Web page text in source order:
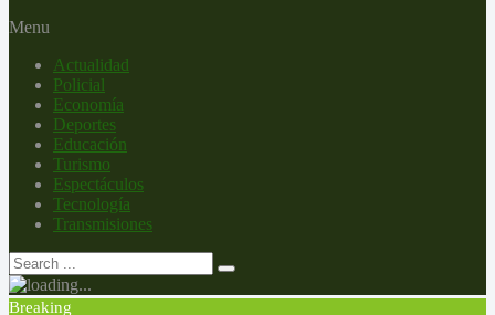
Menu
Actualidad
Policial
Economía
Deportes
Educación
Turismo
Espectáculos
Tecnología
Transmisiones
Breaking